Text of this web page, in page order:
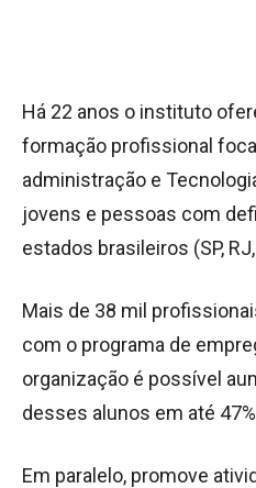
Há 22 anos o instituto
formação profissional
administração e
jovens e pessoas com
estados brasileiros (SP,
Mais de 38 mil
com o programa de
organização é possível
desses alunos em até
Em paralelo, promove